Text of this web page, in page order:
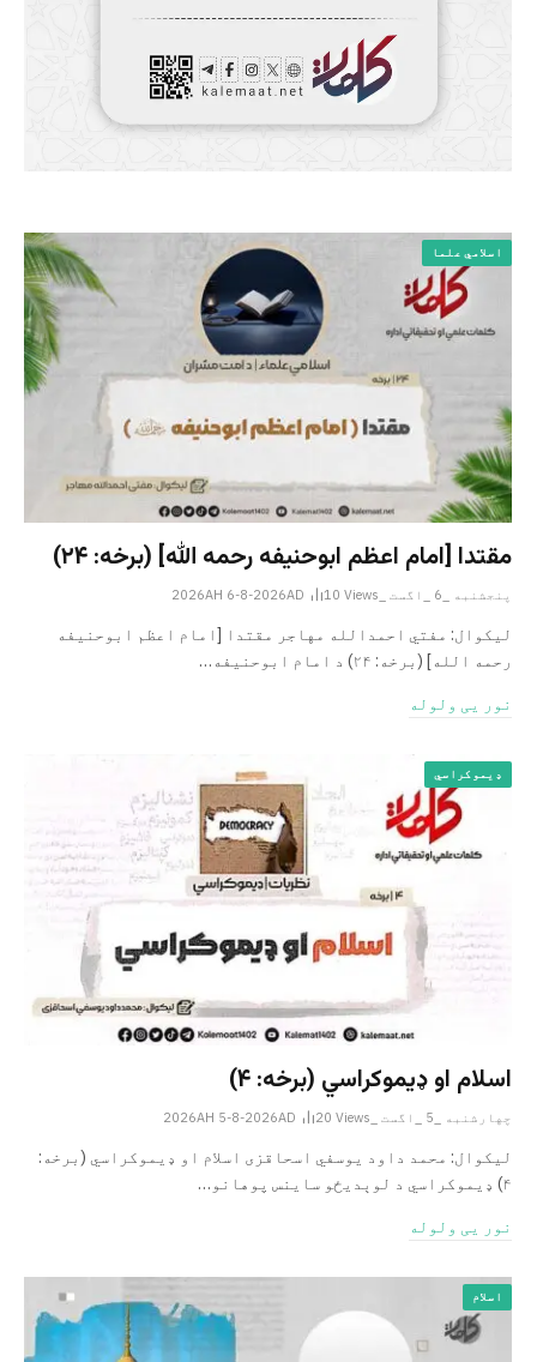
اسلامي علما
مقتدا [امام اعظم ابوحنیفه رحمه الله‎] (برخه: ۲۴)
پنجشنبه _6 _اگست _2026AH 6-8-2026AD 10 Views
لیکوال: مفتي احمدالله مهاجر مقتدا [امام اعظم ابوحنیفه
رحمه الله‎] (برخه: ۲۴) د امام ابوحنيفه…
نور یی ولوله
ډیموکراسي
اسلام او ډیموکراسي (برخه: ۴)
چهارشنبه _5 _اگست _2026AH 5-8-2026AD 20 Views
لیکوال: محمد داود یوسفي اسحاقزی اسلام او ډیموکراسي (برخه:
۴) ډیموکراسي د لوېدیځو ساینس پوهانو…
نور یی ولوله
اسلام